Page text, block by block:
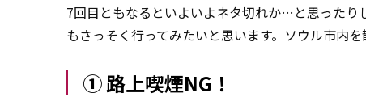
7回目ともなるといよいよネタ切れか…と思ったり
もさっそく行ってみたいと思います。ソウル市内
① 路上喫煙NG！